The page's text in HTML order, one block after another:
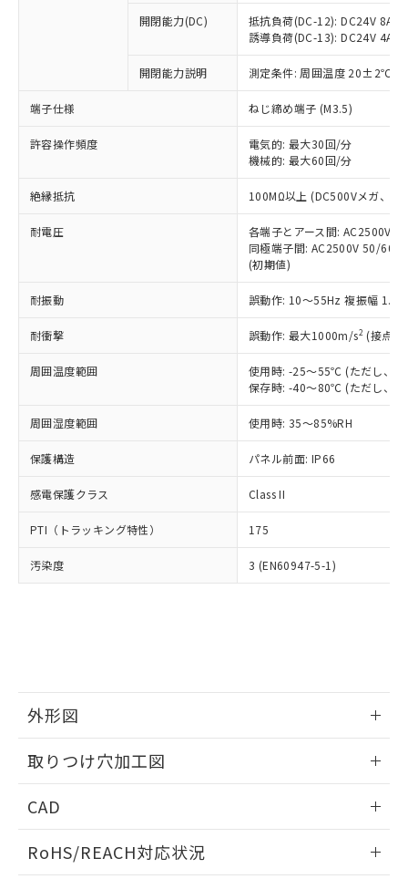
開閉能力(DC)
抵抗負荷(DC-12): DC24V 8A/
誘導負荷(DC-13): DC24V 4A/
開閉能力説明 測定条件: 周囲温度 20±2℃、
端子仕様 ねじ締め端子 (M3.5)
許容操作頻度
電気的: 最大30回/分
機械的: 最大60回/分
絶縁抵抗 100MΩ以上 (DC500Vメガ、点
耐電圧
各端子とアース間: AC2500V
同極端子間: AC2500V 50/
(初期値)
耐振動 誤動作: 10～55Hz 複振幅
耐衝撃 誤動作: 最大1000m/s2 (接点
周囲温度範囲
使用時: -25～55℃ (ただし、氷
保存時: -40～80℃ (ただし、氷
周囲湿度範囲 使用時: 35～85%RH
保護構造 パネル前面: IP66
感電保護クラス Class II
PTI（トラッキング特性） 175
汚染度 3 (EN60947-5-1)
外形図
取りつけ穴加工図
CAD
ドすることができます。
RoHS/REACH対応状況
ことをご了承ください。
在庫状況および標準価格照会結果は、
記載している更新日時点での社内デー
タに基づき作成されるものであり、閲
覧された時点での実際の在庫および標
準価格とは異なる場合があることをご
正式な納期状況および標準価格はお客
様のお取引先、またはお客様担当のオ
ムロン制御機器販売店・当社販売員に
オムロン制御機器販売店や当社販売拠
販売ネットワーク
」をご確認
在庫状況および標準価格結果を当社の
事前の承諾なく第三者に漏洩または開
示しないようお願いします。
マイパーツ機能（部品リスト作成サー
ビス）をご利用いただくには、I-Web
メンバーズにご登録されている必要が
お客様が当ウェブサイト上で当社にご
登録された部品リストについて、当社
および当社の共同利用者が、当社の製
品・サービスに関するお客様との取
引・商談に必要な範囲で利用すること
※当社の共同利用者とは、"個人情報
の「1.共同利
用者の範囲」に記載されている法人を
いたものが、含有品と判明した場合などや
むを得ず変更することがあります。
*EU RoHS指令（10物質）：
鉛(Pb) 1000ppm以下、 水銀(Hg) 1000ppm以下、 カド
六価クロム(Cr(Ⅵ)) 1000ppm以下、ポリ臭化ビフェニル
類(PBB) 1000ppm以下、ポリ臭化ジフェニルエーテル類
(PBDE) 1000ppm以下、フタル酸ビス(2-エチルヘキシ
ル) (DEHP)(別名：DOP) 1000ppm以下、フタル酸ブチ
ルベンジル（BBP） 1000ppm以下、フタル酸ジブチル
（DBP） 1000ppm以下、フタル酸ジイソブチル
(DIBP) 1000ppm以下
但し、RoHS指令で産業用監視および制御機器に対する
フタル酸エステル類の４物質については閾値を超える意
図的な使用がないことを確認しています。
部品在庫の切り替え状況などにより、予定
月が前後することがあります。
※3 非含有証明書ダウンロード
下記の非含有証明書をダウンロードするこ
とができます。
EU RoHS指令（10物質）の非含有証明書
51物質の非含有証明書（当社基準）
※本証明書は発行日時点で非含有を証明す
るもので、過去に遡って非含有を証明する
していることから、特段のことがない限
り、2022年1月12日より割愛しておりま
す。
基準値を超えていることを示します。
「－」：未確認です。当社販売部門へお問
ム) : 100ppm、
Cr(Ⅵ)(六価クロム) : 1000ppm、 PBBs(ポリ臭化ビフェ
ニル類) : 1000ppm、 PBDEs(ポリ臭化ジフェニルエーテ
ル類) : 1000ppm、
DBP(フタル酸ジブチル) : 1000ppm、 DIBP(フタル酸ジ
イソブチル) : 1000ppm、 BBP(フタル酸ブチルベンジ
ル) : 1000ppm、
DEHP(フタル酸ビス(2-エチルヘキシル)) : 1000ppm
「ｅ」：有害物質（10物質）のすべてが基
準値以下であることを示します。
「10」：通常の使用状況下において有害物
質が外部に漏えいし、環境に深刻な影響を
及ぼさない年数を意味します。
「－」：未確認です。当社販売部門へお問
い合わせください。
当社は、これら貴社製品のうち、外国
為替および外国貿易法に定める商品
（以下｢規制貨物等」という）を輸出
または国外への提供する場合は、日本
国政府の輸出許可(または役務取引許
可)を取得するなどの必要な手続きを
当社は規制貨物を破棄する場合は、完
全に破砕するなど、違法に輸出されな
いよう必要な手段を講じます。
当社は貴社製品を、核兵器、ミサイ
ル、化学兵器、生物兵器またはその他
武器並びにこれらの製造装置等に一切
当社は、貴社製品を第三者に販売する
場合は、上記1、2および3の内容を当
該第三者に通知します。また当社は、
販売先および販売に係わる関係者が違
法に輸出するおそれがある場合は、取
り引きをいたしません。
キャンセル
説明
○ 一定数以上の在庫あり
一定数には満たないが在庫あり
在庫なし(最新の在庫状況につ
いては、お客様のお取引先、ま
たはお客様担当のオムロン制御
機器販売店・当社販売員にご確
白
受注生産機種、また在庫状況の
情報を公開していない機種